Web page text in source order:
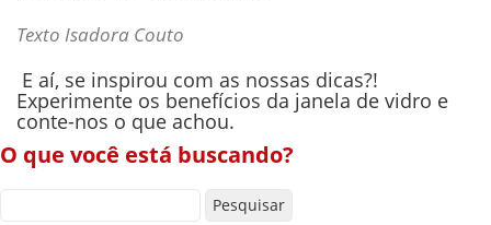
O que você está buscando?
Texto Isadora Couto
E aí, se inspirou com as nossas dicas?!
Experimente os benefícios da janela de vidro e
conte-nos o que achou.